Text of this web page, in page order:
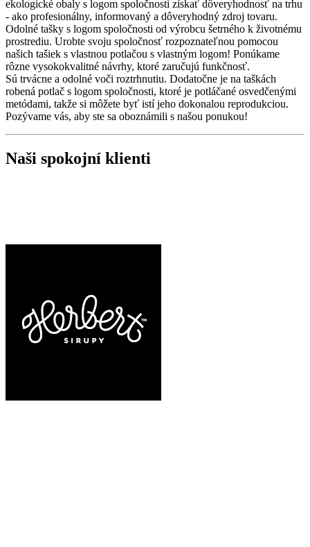
ekologické obaly s logom spoločnosti získať dôveryhodnosť na trhu
- ako profesionálny, informovaný a dôveryhodný zdroj tovaru.
Odolné tašky s logom spoločnosti od výrobcu šetrného k životnému
prostrediu. Urobte svoju spoločnosť rozpoznateľnou pomocou
našich tašiek s vlastnou potlačou s vlastným logom! Ponúkame
rôzne vysokokvalitné návrhy, ktoré zaručujú funkčnosť.
Sú trvácne a odolné voči roztrhnutiu. Dodatočne je na taškách
robená potlač s logom spoločnosti, ktoré je potláčané osvedčenými
metódami, takže si môžete byť istí jeho dokonalou reprodukciou.
Pozývame vás, aby ste sa oboznámili s našou ponukou!
Naši spokojní klienti